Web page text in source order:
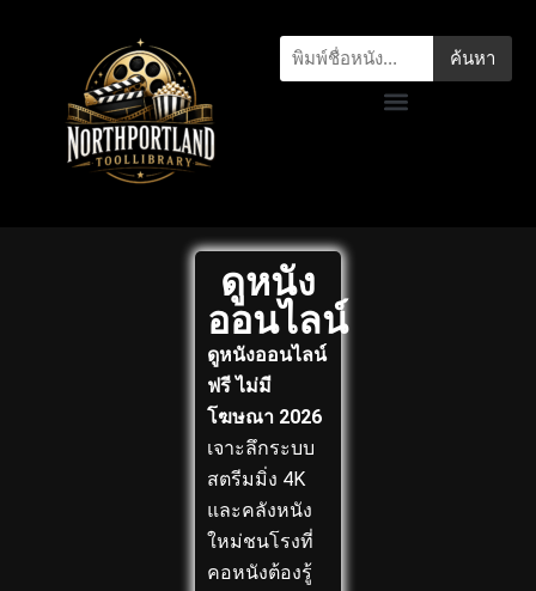
ค้นหา
ดูหนัง
ออนไลน์
ดูหนังออนไลน์
ฟรี ไม่มี
โฆษณา 2026
เจาะลึกระบบ
สตรีมมิ่ง 4K
และคลังหนัง
ใหม่ชนโรงที่
คอหนังต้องรู้